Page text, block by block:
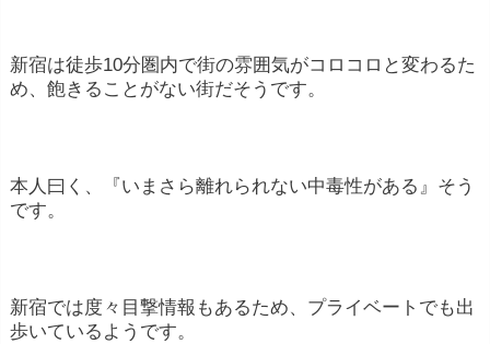
新宿は徒歩10分圏内で街の雰囲気がコロコロと変わるた
め、飽きることがない街だそうです。
本人曰く、『いまさら離れられない中毒性がある』そう
です。
新宿では度々目撃情報もあるため、プライベートでも出
歩いているようです。